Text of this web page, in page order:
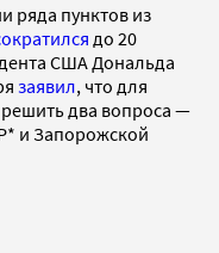
ряда пунктов из
до 20
США Дональда
заявил, что для
два вопроса —
и Запорожской